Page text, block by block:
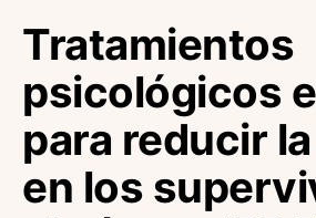
Tratamientos
psicológicos
para reducir
en los